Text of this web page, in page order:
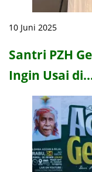
10 Juni 2025
Santri PZH
Ingin Usai